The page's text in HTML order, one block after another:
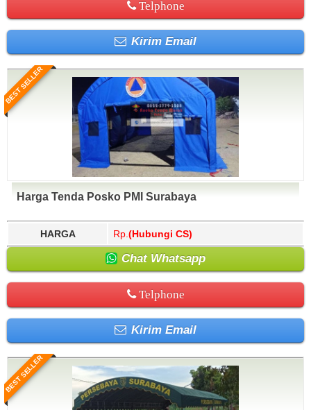
Telphone
Kirim Email
BEST SELLER
Harga Tenda Posko PMI Surabaya
HARGA Rp. (Hubungi CS)
Chat Whatsapp
Telphone
Kirim Email
BEST SELLER